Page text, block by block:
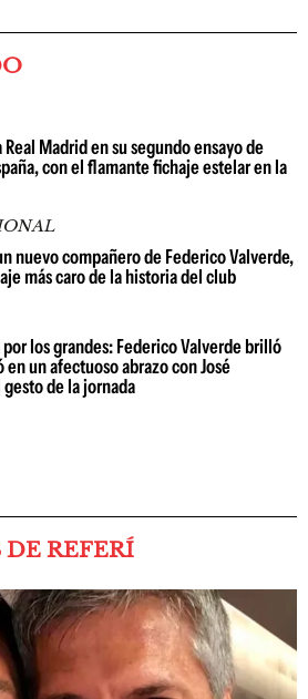
Madrid en su segundo ensayo de
con el flamante fichaje estelar en la
nuevo compañero de Federico Valverde,
más caro de la historia del club
los grandes: Federico Valverde brilló
un afectuoso abrazo con José
de la jornada
REFERÍ